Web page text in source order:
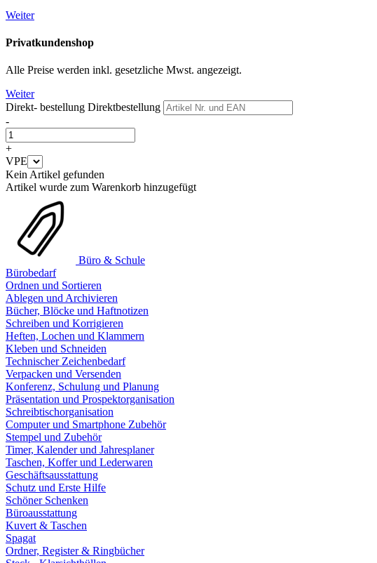
Weiter
Privatkundenshop
Alle Preise werden inkl. gesetzliche Mwst. angezeigt.
Weiter
Direkt- bestellung Direktbestellung
-
+
VPE
Kein Artikel gefunden
Artikel wurde zum Warenkorb hinzugefügt
Büro & Schule
Bürobedarf
Ordnen und Sortieren
Ablegen und Archivieren
Bücher, Blöcke und Haftnotizen
Schreiben und Korrigieren
Heften, Lochen und Klammern
Kleben und Schneiden
Technischer Zeichenbedarf
Verpacken und Versenden
Konferenz, Schulung und Planung
Präsentation und Prospektorganisation
Schreibtischorganisation
Computer und Smartphone Zubehör
Stempel und Zubehör
Timer, Kalender und Jahresplaner
Taschen, Koffer und Lederwaren
Geschäftsausstattung
Schutz und Erste Hilfe
Schöner Schenken
Büroausstattung
Kuvert & Taschen
Spagat
Ordner, Register & Ringbücher